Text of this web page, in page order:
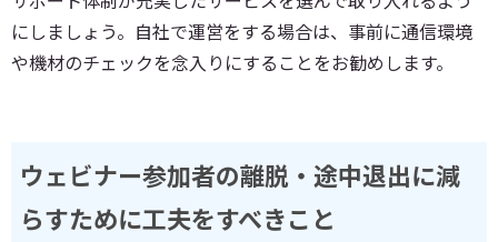
にしましょう。自社で運営をする場合は、事前に通信環境
や機材のチェックを念入りにすることをお勧めします。
ウェビナー参加者の離脱・途中退出に減
らすために工夫をすべきこと